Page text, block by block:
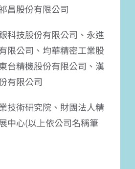
昌股份有限公司
科技股份有限公司、永進
限公司、均華精密工業股
台精機股份有限公司、漢
有限公司
技術研究院、財團法人精
中心(以上依公司名稱筆